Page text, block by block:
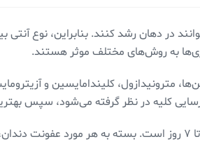
دارد که می‌توانند در دهان رشد کنند.
به روش‌های مختلف موثر هستند.
مترونیدازول، کلیندامایسین و
کلیه در نظر گرفته می‌شود، سپس